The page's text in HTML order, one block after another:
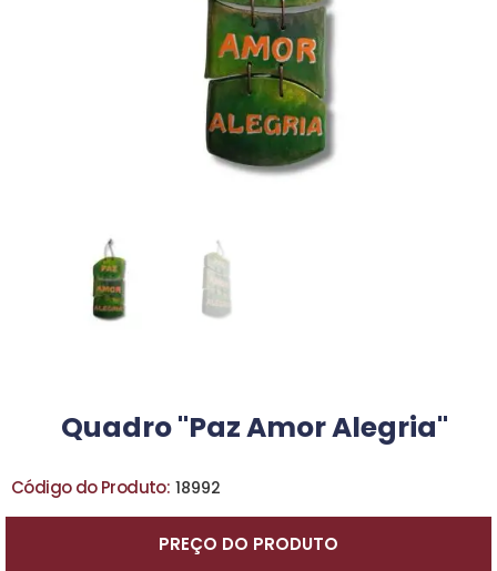
Quadro "Paz Amor Alegria"
Código do Produto: 18992
PREÇO DO PRODUTO